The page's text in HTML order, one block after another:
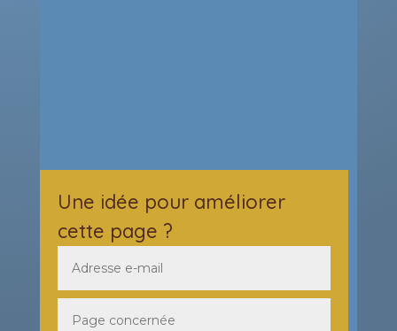
Une idée pour améliorer
cette page ?